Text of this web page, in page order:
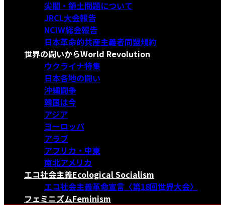
尖閣・領土問題について
JRCL大会報告
NCIW総会報告
日本革命的共産主義者同盟規約
世界の闘いからWorld Revolution
ウクライナ特集
日本各地の闘い
沖縄闘争
韓国は今
アジア
ヨーロッパ
アラブ
アフリカ・中東
南北アメリカ
エコ社会主義Ecological Socialism
エコ社会主義革命宣言〈第18回世界大会〉
フェミニズムFeminism